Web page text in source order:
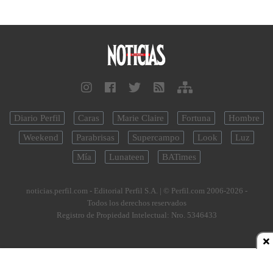
Diario Perfil Caras Marie Claire Fortuna
Hombre
Weekend
Parabrisas Supercampo Look
Luz
Mía
Lunateen BATimes
noticias.perfil.com - Editorial Perfil S.A. | © Perfil.com 2006-2026 -
Todos los derechos reservados
Registro de Propiedad Intelectual: Nro. 5346433